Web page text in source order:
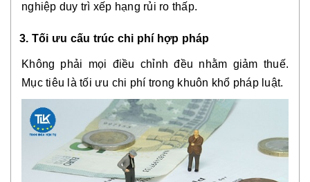
nghiệp duy trì xếp hạng rủi ro thấp.
3. Tối ưu cấu trúc chi phí hợp pháp
Không phải mọi điều chỉnh đều nhằm giảm thuế.
Mục tiêu là tối ưu chi phí trong khuôn khổ pháp luật.